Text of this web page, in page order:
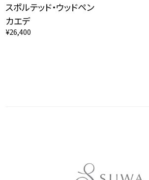
スポルテッド・ウッドペン
カエデ
¥26,400